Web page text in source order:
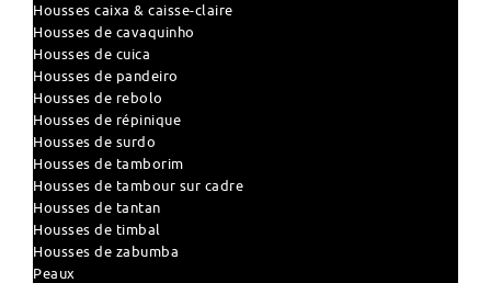
Housses caixa & caisse-claire
Housses de cavaquinho
Housses de cuica
Housses de pandeiro
Housses de rebolo
Housses de répinique
Housses de surdo
Housses de tamborim
Housses de tambour sur cadre
Housses de tantan
Housses de timbal
Housses de zabumba
Peaux